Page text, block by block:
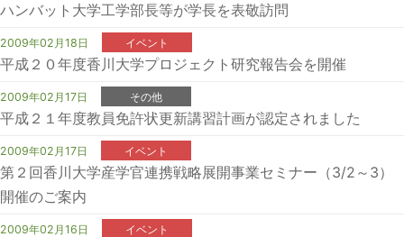
ハンバット大学工学部長等が学長を表敬訪問
2009年02月18日 イベント
平成２０年度香川大学プロジェクト研究報告会を開催
2009年02月17日 その他
平成２１年度教員免許状更新講習計画が認定されました
2009年02月17日 イベント
第２回香川大学産学官連携戦略展開事業セミナー（3/2～3）
開催のご案内
2009年02月16日 イベント